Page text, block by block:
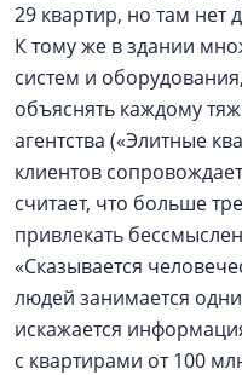
29 квартир, но там нет
К тому же в здании
систем и
объяснять каждому
агентства («Элитные
клиентов
считает, что больше
привлекать
«Сказывается
людей занимается
искажается
с квартирами от 100